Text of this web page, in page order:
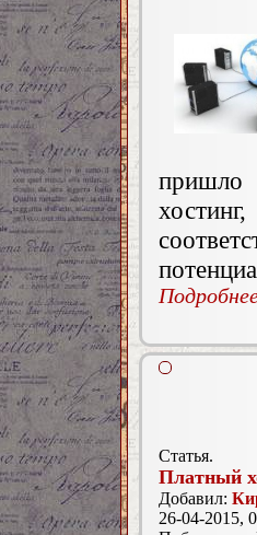
пришло
Статья.
Платный
Добавил:
26-04-2015,